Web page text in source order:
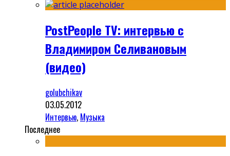
PostPeople TV: интервью с
Владимиром Селивановым
(видео)
golubchikav
03.05.2012
Интервью, Музыка
Последнее